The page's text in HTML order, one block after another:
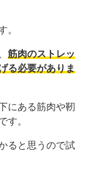
。
筋肉のストレッ
る必要がありま
にある筋肉や靭
す。
ると思うので試